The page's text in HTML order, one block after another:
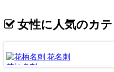
女性に人気のカテ
花柄名刺